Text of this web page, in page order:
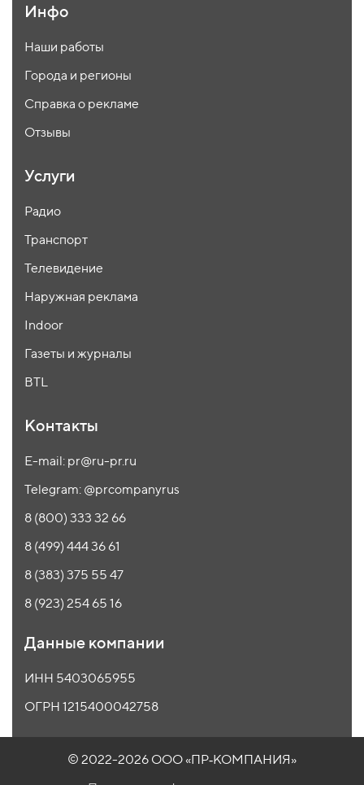
Инфо
Наши работы
Города и регионы
Справка о рекламе
Отзывы
Услуги
Радио
Транспорт
Телевидение
Наружная реклама
Indoor
Газеты и журналы
BTL
Контакты
E-mail: pr@ru-pr.ru
Telegram: @prcompanyrus
8 (800) 333 32 66
8 (499) 444 36 61
8 (383) 375 55 47
8 (923) 254 65 16
Данные компании
ИНН 5403065955
ОГРН 1215400042758
© 2022-2026 ООО «ПР‑КОМПАНИЯ»